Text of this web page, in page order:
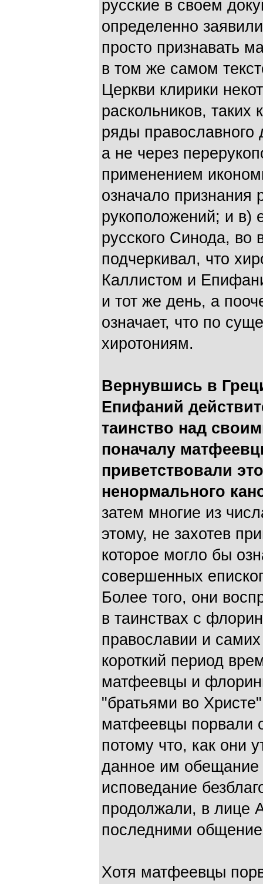
русские в своем
определенно
просто признавать
в том же самом
Церкви клирики
раскольников,
ряды православного
а не через
применением
означало признания
рукоположений; и в)
русского Синода, во
подчеркивал, что
Каллистом и
и тот же день, а
означает, что по
хиротониям.
Вернувшись в
Епифаний
таинство над
поначалу
приветствовали
ненормального
затем многие из
этому, не захотев
которое могло бы
совершенных
Более того, они
в таинствах с
православии и самих
короткий период
матфеевцы и
"братьями во
матфеевцы порвали
потому что, как они
данное им обещание
исповедание
продолжали, в лице
последними
Хотя матфеевцы